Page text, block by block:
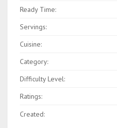
Ready Time:
Servings:
Cuisine:
Category:
Difficulty Level:
Ratings:
Created: